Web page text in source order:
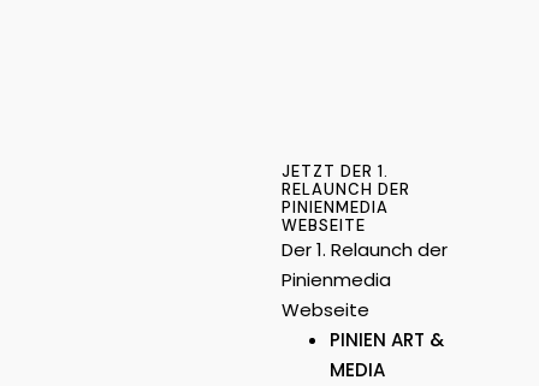
JETZT DER 1.
RELAUNCH DER
PINIENMEDIA
WEBSEITE
Der 1. Relaunch der
Pinienmedia
Webseite
PINIEN ART &
MEDIA